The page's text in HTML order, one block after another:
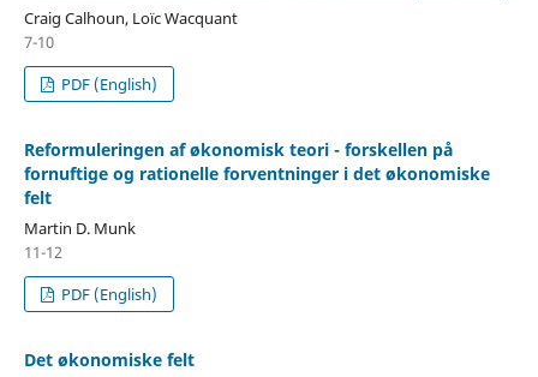
Craig Calhoun, Loïc Wacquant
7-10
PDF (English)
Reformuleringen af økonomisk teori - forskellen på
fornuftige og rationelle forventninger i det økonomiske
felt
Martin D. Munk
11-12
PDF (English)
Det økonomiske felt